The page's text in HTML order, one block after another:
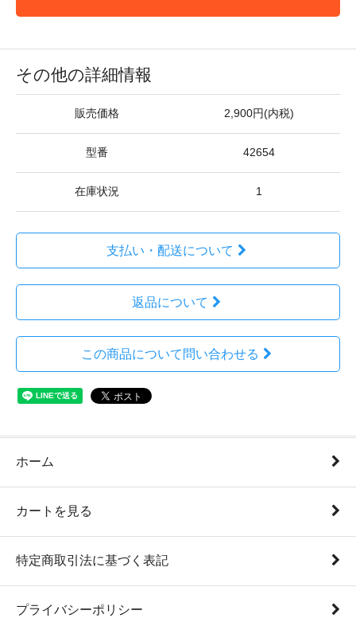
その他の詳細情報
販売価格 2,900円(内税)
型番 42654
在庫状況 1
支払い・配送について
返品について
この商品について問い合わせる
ホーム
カートを見る
特定商取引法に基づく表記
プライバシーポリシー